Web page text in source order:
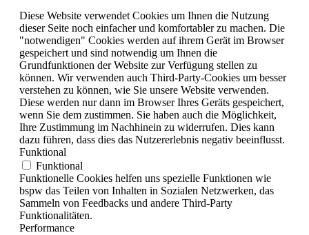
Diese Website verwendet Cookies um Ihnen die Nutzung
dieser Seite noch einfacher und komfortabler zu machen. Die
"notwendigen" Cookies werden auf ihrem Gerät im Browser
gespeichert und sind notwendig um Ihnen die
Grundfunktionen der Website zur Verfügung stellen zu
können. Wir verwenden auch Third-Party-Cookies um besser
verstehen zu können, wie Sie unsere Website verwenden.
Diese werden nur dann im Browser Ihres Geräts gespeichert,
wenn Sie dem zustimmen. Sie haben auch die Möglichkeit,
Ihre Zustimmung im Nachhinein zu widerrufen. Dies kann
dazu führen, dass dies das Nutzererlebnis negativ beeinflusst.
Funktional
Funktional
Funktionelle Cookies helfen uns spezielle Funktionen wie
bspw das Teilen von Inhalten in Sozialen Netzwerken, das
Sammeln von Feedbacks und andere Third-Party
Funktionalitäten.
Performance